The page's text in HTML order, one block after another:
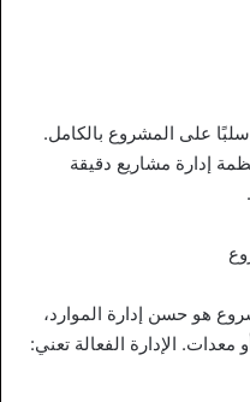
على المشروع بالكامل.
إدارة مشاريع دقيقة
هو حسن إدارة الموارد،
معدات. الإدارة الفعالة تعني: